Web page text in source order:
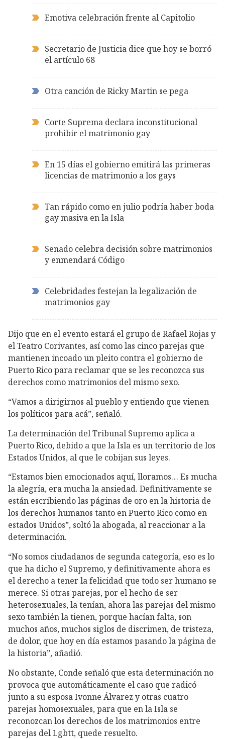
Emotiva celebración frente al Capitolio
Secretario de Justicia dice que hoy se borró
el artículo 68
Otra canción de Ricky Martin se pega
Corte Suprema declara inconstitucional
prohibir el matrimonio gay
En 15 días el gobierno emitirá las primeras
licencias de matrimonio a los gays
Tan rápido como en julio podría haber boda
gay masiva en la Isla
Senado celebra decisión sobre matrimonios
y enmendará Código
Celebridades festejan la legalización de
matrimonios gay
Dijo que en el evento estará el grupo de Rafael Rojas y
el Teatro Corivantes, así como las cinco parejas que
mantienen incoado un pleito contra el gobierno de
Puerto Rico para reclamar que se les reconozca sus
derechos como matrimonios del mismo sexo.
“Vamos a dirigirnos al pueblo y entiendo que vienen
los políticos para acá”, señaló.
La determinación del Tribunal Supremo aplica a
Puerto Rico, debido a que la Isla es un territorio de los
Estados Unidos, al que le cobijan sus leyes.
“Estamos bien emocionados aquí, lloramos… Es mucha
la alegría, era mucha la ansiedad. Definitivamente se
están escribiendo las páginas de oro en la historia de
los derechos humanos tanto en Puerto Rico como en
estados Unidos”, soltó la abogada, al reaccionar a la
determinación.
“No somos ciudadanos de segunda categoría, eso es lo
que ha dicho el Supremo, y definitivamente ahora es
el derecho a tener la felicidad que todo ser humano se
merece. Si otras parejas, por el hecho de ser
heterosexuales, la tenían, ahora las parejas del mismo
sexo también la tienen, porque hacían falta, son
muchos años, muchos siglos de discrimen, de tristeza,
de dolor, que hoy en día estamos pasando la página de
la historia”, añadió.
No obstante, Conde señaló que esta determinación no
provoca que automáticamente el caso que radicó
junto a su esposa Ivonne Álvarez y otras cuatro
parejas homosexuales, para que en la Isla se
reconozcan los derechos de los matrimonios entre
parejas del Lgbtt, quede resuelto.